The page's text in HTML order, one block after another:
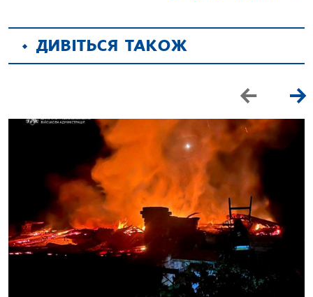
ДИВІТЬСЯ ТАКОЖ